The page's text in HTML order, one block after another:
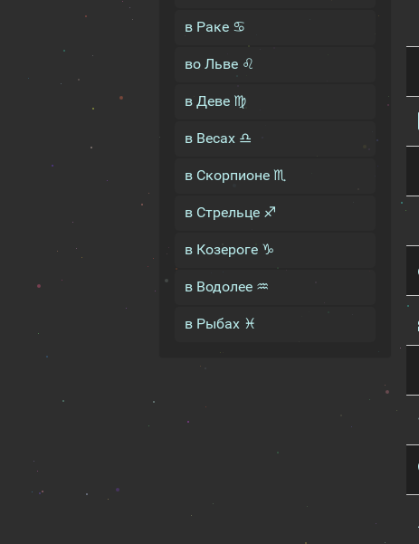
в Раке ♋
во Льве ♌
в Деве ♍
в Весах ♎
в Скорпионе ♏
в Стрельце ♐
в Козероге ♑
в Водолее ♒
в Рыбах ♓